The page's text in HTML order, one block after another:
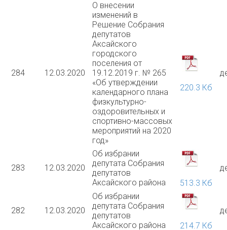
284 12.03.2020
О внесении
изменений в
Решение Собрания
депутатов
Аксайского
городского
поселения от
19.12.2019 г. № 265
«Об утверждении
календарного плана
физкультурно-
оздоровительных и
спортивно-массовых
мероприятий на 2020
год»
220.3 Кб
283 12.03.2020
Об избрании
депутата Собрания
депутатов
Аксайского района
513.3 Кб
282 12.03.2020
Об избрании
депутата Собрания
депутатов
Аксайского района
214.7 Кб